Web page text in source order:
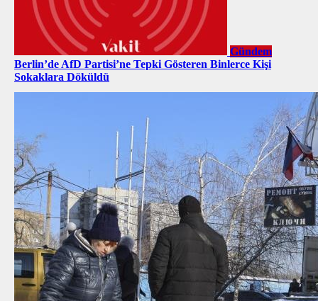
Gündem
Berlin’de AfD Partisi’ne Tepki Gösteren Binlerce Kişi
Sokaklara Döküldü